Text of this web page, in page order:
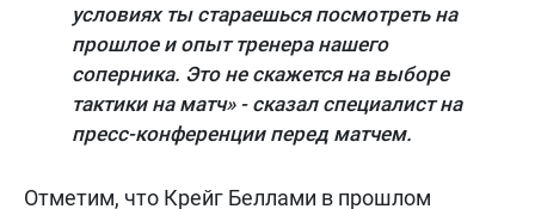
условиях ты стараешься посмотреть на
прошлое и опыт тренера нашего
соперника. Это не скажется на выборе
тактики на матч» - сказал специалист на
пресс-конференции перед матчем.
Отметим, что Крейг Беллами в прошлом